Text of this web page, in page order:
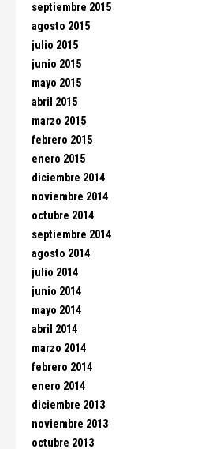
septiembre 2015
agosto 2015
julio 2015
junio 2015
mayo 2015
abril 2015
marzo 2015
febrero 2015
enero 2015
diciembre 2014
noviembre 2014
octubre 2014
septiembre 2014
agosto 2014
julio 2014
junio 2014
mayo 2014
abril 2014
marzo 2014
febrero 2014
enero 2014
diciembre 2013
noviembre 2013
octubre 2013